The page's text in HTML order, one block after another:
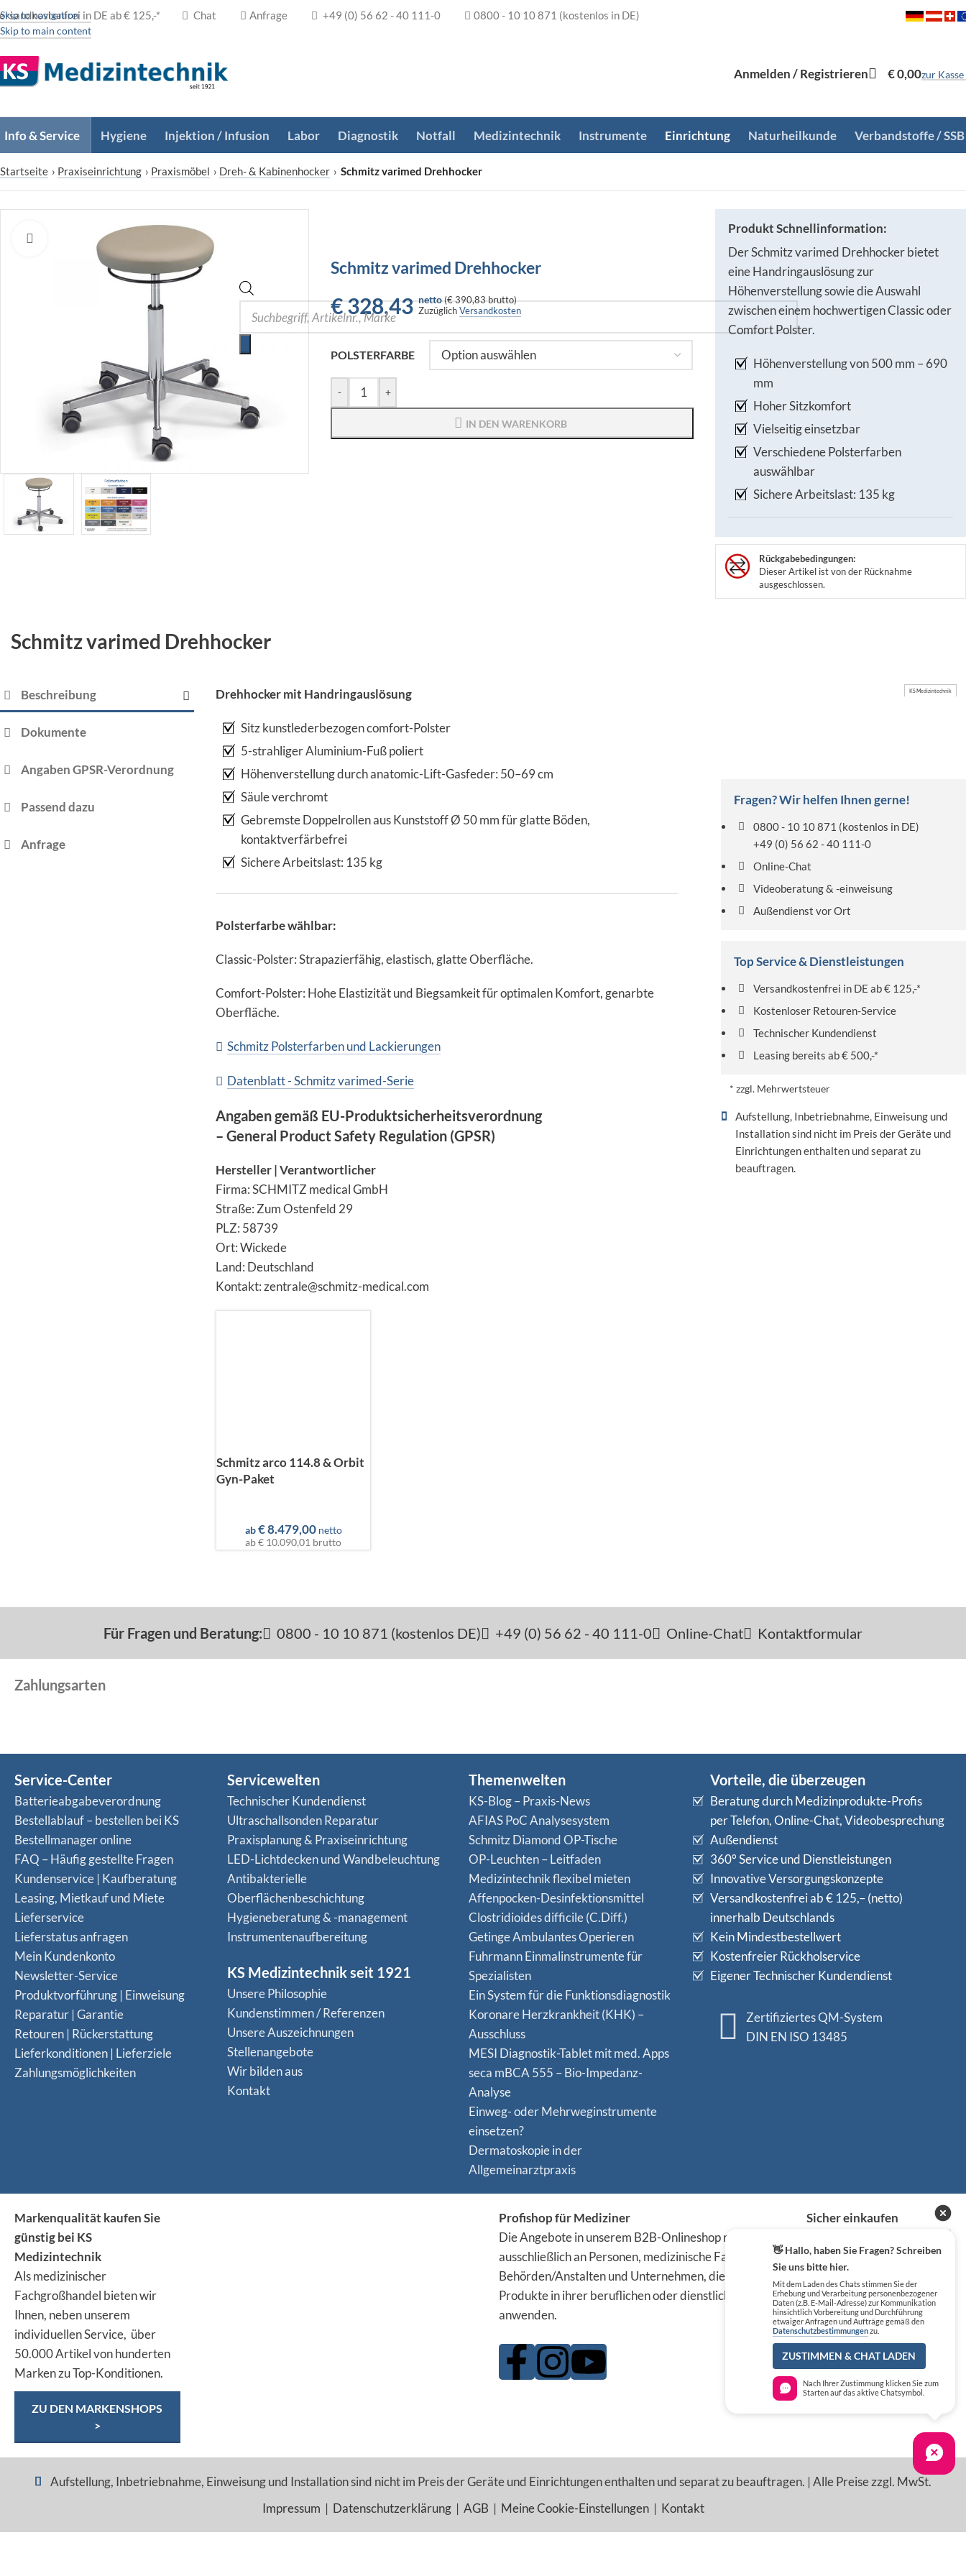
Skip to navigation
Skip to main content
in DE ab € 125,-* Chat Anfrage +49 (0) 56 62 - 40 111-0 0800 - 10 10 871 (kostenlos in DE)
Anmelden / Registrieren €0,00zur Kasse
Info & Service Hygiene Injektion / Infusion Labor Diagnostik Notfall Medizintechnik Instrumente Einrichtung Naturheilkunde Verbandstoffe / SSB
Startseite › Praxiseinrichtung › Praxismöbel › Dreh- & Kabinenhocker › Schmitz varimed Drehhocker
Zum Vergrößern klicken
Schmitz varimed Drehhocker
€328,43 netto(€ 390,83brutto)
ZuzüglichVersandkosten
POLSTERFARBE
- +
IN DEN WARENKORB
Produkt Schnellinformation:
Der Schmitz varimed Drehhocker bietet
eine Handringauslösung zur
Höhenverstellung sowie die Auswahl
zwischen einem hochwertigen Classic oder
Comfort Polster.
Höhenverstellung von 500 mm – 690
mm
Hoher Sitzkomfort
Vielseitig einsetzbar
Verschiedene Polsterfarben
auswählbar
Sichere Arbeitslast: 135 kg
Rückgabebedingungen:
Dieser Artikel ist von der Rücknahme
ausgeschlossen.
Schmitz varimed Drehhocker
Beschreibung
Dokumente
Angaben GPSR-Verordnung
Passend dazu
Anfrage
Drehhocker mit Handringauslösung
Sitz kunstlederbezogen comfort-Polster
5-strahliger Aluminium-Fuß poliert
Höhenverstellung durch anatomic-Lift-Gasfeder: 50–69 cm
Säule verchromt
Gebremste Doppelrollen aus Kunststoff Ø 50 mm für glatte Böden,
kontaktverfärbefrei
Sichere Arbeitslast: 135 kg
Polsterfarbe wählbar:
Classic-Polster: Strapazierfähig, elastisch, glatte Oberfläche.
Comfort-Polster: Hohe Elastizität und Biegsamkeit für optimalen Komfort, genarbte
Oberfläche.
Schmitz Polsterfarben und Lackierungen
Datenblatt - Schmitz varimed-Serie
Angaben gemäß EU-Produktsicherheitsverordnung
– General Product Safety Regulation (GPSR)
Hersteller | Verantwortlicher
Firma: SCHMITZ medical GmbH
Straße: Zum Ostenfeld 29
PLZ: 58739
Ort: Wickede
Land: Deutschland
Kontakt: zentrale@schmitz-medical.com
Schmitz arco 114.8 & Orbit
Gyn-Paket
ab €8.479,00 netto
ab€ 10.090,01 brutto
KS Medizintechnik
Fragen? Wir helfen Ihnen gerne!
0800 - 10 10 871 (kostenlos in DE)
+49 (0) 56 62 - 40 111-0
Online-Chat
Videoberatung & -einweisung
Außendienst vor Ort
Top Service & Dienstleistungen
Versandkostenfrei in DE ab € 125,-*
Kostenloser Retouren-Service
Technischer Kundendienst
Leasing bereits ab € 500,-*
* zzgl. Mehrwertsteuer
Aufstellung, Inbetriebnahme, Einweisung und
Installation sind nicht im Preis der Geräte und
Einrichtungen enthalten und separat zu
beauftragen.
Für Fragen und Beratung: 0800 - 10 10 871 (kostenlos DE) +49 (0) 56 62 - 40 111-0 Online-Chat Kontaktformular
Zahlungsarten
Service-Center
Batterieabgabeverordnung
Bestellablauf – bestellen bei KS
Bestellmanager online
FAQ – Häufig gestellte Fragen
Kundenservice | Kaufberatung
Leasing, Mietkauf und Miete
Lieferservice
Lieferstatus anfragen
Mein Kundenkonto
Newsletter-Service
Produktvorführung | Einweisung
Reparatur | Garantie
Retouren | Rückerstattung
Lieferkonditionen | Lieferziele
Zahlungsmöglichkeiten
Servicewelten
Technischer Kundendienst
Ultraschallsonden Reparatur
Praxisplanung & Praxiseinrichtung
LED-Lichtdecken und Wandbeleuchtung
Antibakterielle
Oberflächenbeschichtung
Hygieneberatung & -management
Instrumentenaufbereitung
KS Medizintechnik seit 1921
Unsere Philosophie
Kundenstimmen / Referenzen
Unsere Auszeichnungen
Stellenangebote
Wir bilden aus
Kontakt
Themenwelten
KS-Blog – Praxis-News
AFIAS PoC Analysesystem
Schmitz Diamond OP-Tische
OP-Leuchten – Leitfaden
Medizintechnik flexibel mieten
Affenpocken-Desinfektionsmittel
Clostridioides difficile (C.Diff.)
Getinge Ambulantes Operieren
Fuhrmann Einmalinstrumente für
Spezialisten
Ein System für die Funktionsdiagnostik
Koro­nare Herz­krank­heit (KHK) –
Ausschluss
MESI Diagnostik-Tablet mit med. Apps
seca mBCA 555 – Bio-Impedanz-
Analyse
Einweg- oder Mehrweginstrumente
einsetzen?
Dermatoskopie in der
Allgemeinarztpraxis
Vorteile, die überzeugen
Beratung durch Medizinprodukte-Profis
per Telefon, Online-Chat, Videobesprechung
Außendienst
360° Service und Dienstleistungen
Innovative Versorgungskonzepte
Versandkostenfrei ab € 125,– (netto)
innerhalb Deutschlands
Kein Mindestbestellwert
Kostenfreier Rückholservice
Eigener Technischer Kundendienst
Zertifiziertes QM-System
DIN EN ISO 13485
Markenqualität kaufen Sie
günstig bei KS
Medizintechnik
Als medizinischer
Fachgroßhandel bieten wir
Ihnen, neben unserem
individuellen Service, über
50.000 Artikel von hunderten
Marken zu Top-Konditionen.
ZU DEN MARKENSHOPS
>
Profishop für Mediziner
Die Angebote in unserem B2B-Onlineshop richten sich
ausschließlich an Personen, medizinische Fachkreise,
Behörden/Anstalten und Unternehmen, die die
Produkte in ihrer beruflichen oder dienstlichen Tätigkeit
anwenden.
Sicher einkaufen
Aufstellung, Inbetriebnahme, Einweisung und Installation sind nicht im Preis der Geräte und Einrichtungen enthalten und separat zu beauftragen. | Alle Preise zzgl. MwSt.
Impressum | Datenschutzerklärung| AGB | Meine Cookie-Einstellungen| Kontakt
👋 Hallo, haben Sie Fragen? Schreiben
Sie uns bitte hier.
Mit dem Laden des Chats stimmen Sie der
Erhebung und Verarbeitung personenbezogener
Daten (z.B. E-Mail-Adresse) zur Kommunikation
hinsichtlich Vorbereitung und Durchführung
etwaiger Anfragen und Aufträge gemäß den
Datenschutzbestimmungenzu.
ZUSTIMMEN & CHAT LADEN
Nach Ihrer Zustimmung klicken Sie zum
Starten auf das aktive Chatsymbol.